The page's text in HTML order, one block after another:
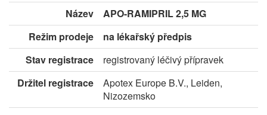
Název
APO-RAMIPRIL 2,5 MG
Režim prodeje
na lékařský předpis
Stav registrace
registrovaný léčivý přípravek
Držitel registrace
Apotex Europe B.V., Leiden,
Nizozemsko